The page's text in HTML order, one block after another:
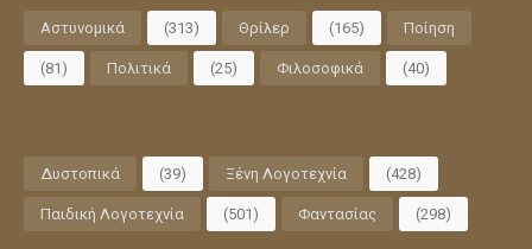
Αστυνομικά (313) Θρίλερ (165) Ποίηση
(81) Πολιτικά (25) Φιλοσοφικά (40)
Δυστοπικά (39) Ξένη Λογοτεχνία (428)
Παιδική Λογοτεχνία (501) Φαντασίας (298)